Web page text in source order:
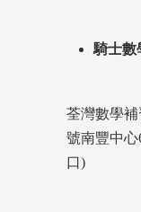
騎士數
荃灣數學補
號南豐中心
口)